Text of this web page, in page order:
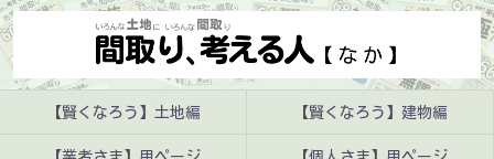
【賢くなろう】土地編 【賢くなろう】建物編